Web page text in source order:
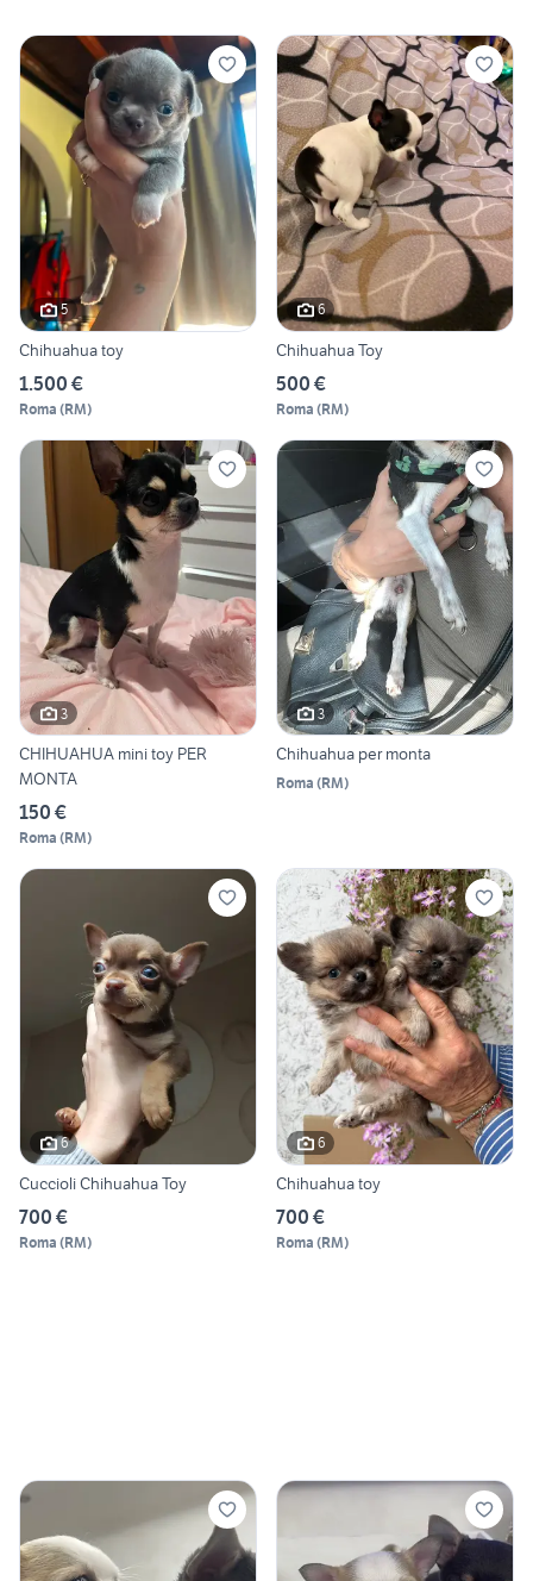
5
Chihuahua toy
1.500 €
Roma (RM)
6
Chihuahua Toy
500 €
Roma (RM)
3
CHIHUAHUA mini toy PER
MONTA
150 €
Roma (RM)
3
Chihuahua per monta
Roma (RM)
6
Cuccioli Chihuahua Toy
700 €
Roma (RM)
6
Chihuahua toy
700 €
Roma (RM)